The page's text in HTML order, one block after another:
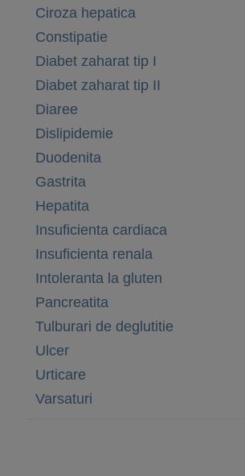
Ciroza hepatica
Constipatie
Diabet zaharat tip I
Diabet zaharat tip II
Diaree
Dislipidemie
Duodenita
Gastrita
Hepatita
Insuficienta cardiaca
Insuficienta renala
Intoleranta la gluten
Pancreatita
Tulburari de deglutitie
Ulcer
Urticare
Varsaturi